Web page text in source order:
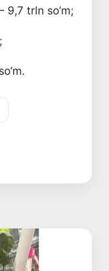
9,7 trln so‘m;